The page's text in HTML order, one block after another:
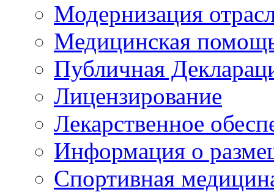
Модернизация
Медицинская
Публичная
Лицензирование
Лекарственное
Информация о
Спортивная